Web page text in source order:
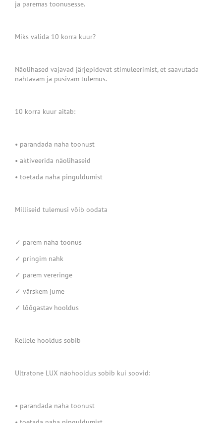
ja paremas toonusesse.
Miks valida 10 korra kuur?
Näolihased vajavad järjepidevat stimuleerimist, et saavutada
nähtavam ja püsivam tulemus.
10 korra kuur aitab:
• parandada naha toonust
• aktiveerida näolihaseid
• toetada naha pinguldumist
Milliseid tulemusi võib oodata
✓ parem naha toonus
✓ pringim nahk
✓ parem vereringe
✓ värskem jume
✓ lõõgastav hooldus
Kellele hooldus sobib
Ultratone LUX näohooldus sobib kui soovid:
• parandada naha toonust